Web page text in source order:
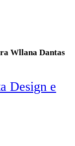
Wllana Dantas
Design e